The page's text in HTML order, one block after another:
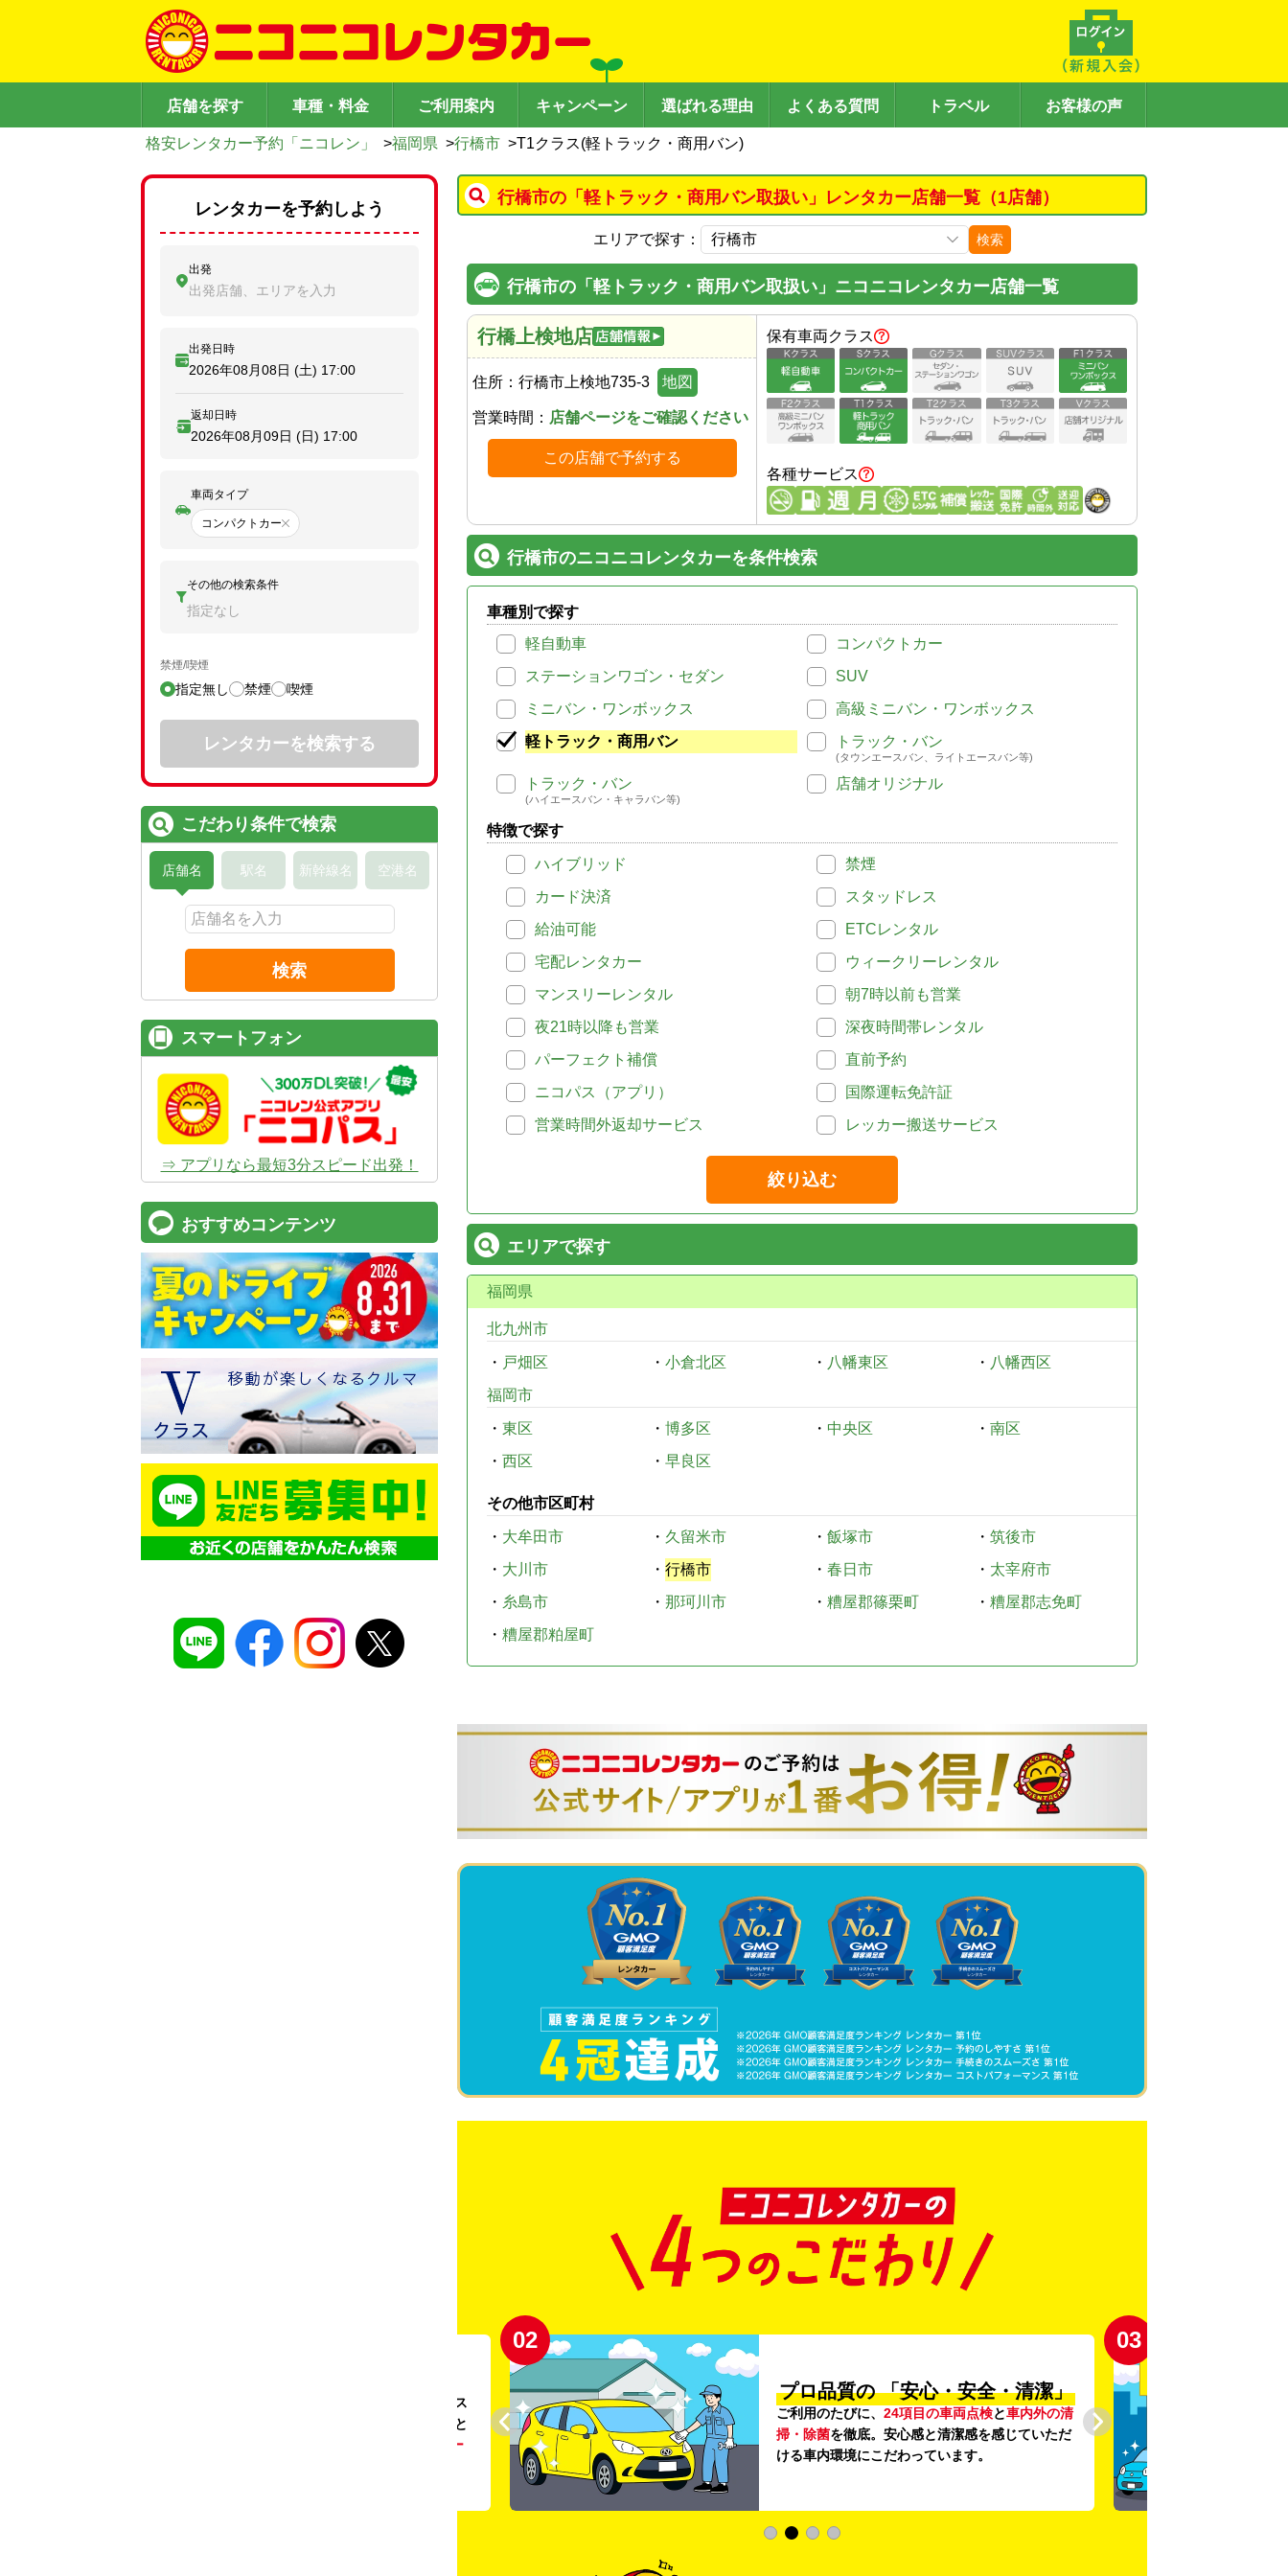
店舗を探す 車種・料金 ご利用案内 キャンペーン 選ばれる理由 よくある質問 トラベル お客様の声
格安レンタカー予約「ニコレン」 >福岡県 >行橋市 >T1クラス(軽トラック・商用バン)
行橋市の「軽トラック・商用バン取扱い」レンタカー店舗一覧（1店舗）
エリアで探す： 検索
行橋市の「軽トラック・商用バン取扱い」ニコニコレンタカー店舗一覧
行橋上検地店
住所： 行橋市上検地735-3 地図
営業時間： 店舗ページをご確認ください
この店舗で予約する
保有車両クラス
各種サービス
行橋市のニコニコレンタカーを条件検索
車種別で探す
軽自動車
コンパクトカー
ステーションワゴン・セダン
SUV
ミニバン・ワンボックス
高級ミニバン・ワンボックス
軽トラック・商用バン
トラック・バン
(タウンエースバン、ライトエースバン等)
トラック・バン
(ハイエースバン・キャラバン等)
店舗オリジナル
特徴で探す
ハイブリッド
禁煙
カード決済
スタッドレス
給油可能
ETCレンタル
宅配レンタカー
ウィークリーレンタル
マンスリーレンタル
朝7時以前も営業
夜21時以降も営業
深夜時間帯レンタル
パーフェクト補償
直前予約
ニコパス（アプリ）
国際運転免許証
営業時間外返却サービス
レッカー搬送サービス
絞り込む
エリアで探す
福岡県
北九州市
・ 戸畑区 ・ 小倉北区 ・ 八幡東区 ・ 八幡西区
福岡市
・ 東区 ・ 博多区 ・ 中央区 ・ 南区
・ 西区 ・ 早良区
その他市区町村
・ 大牟田市 ・ 久留米市 ・ 飯塚市 ・ 筑後市
・ 大川市 ・ 行橋市 ・ 春日市 ・ 太宰府市
・ 糸島市 ・ 那珂川市 ・ 糟屋郡篠栗町 ・ 糟屋郡志免町
・ 糟屋郡粕屋町
。ガソリンス
タンドや整備工場の既存インフラを活用すること
リー
02
プロ品質の 「安心・安全・清潔」
ご利用のたびに、 24項目の車両点検と車内外の清
掃・除菌を徹底。安心感と清潔感を感じていただ
ける車内環境にこだわっています。
03
レンタカーを予約しよう
出発
出発店舗、エリアを入力
出発日時
2026年08月08日 (土) 17:00
返却日時
2026年08月09日 (日) 17:00
車両タイプ
コンパクトカー
その他の検索条件
指定なし
禁煙/喫煙
指定無し 禁煙 喫煙
レンタカーを検索する
こだわり条件で検索
店舗名 駅名 新幹線名 空港名
検索
スマートフォン
⇒ アプリなら最短3分スピード出発！
おすすめコンテンツ